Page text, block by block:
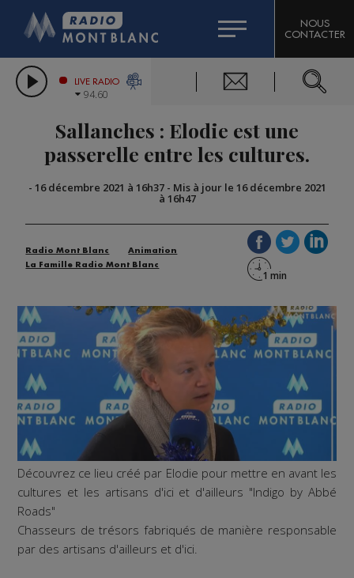
LES CHRONIQUES DE L'EXPERT
CITIZEN MACHINERY
GRAND MASSIF DOMAINES SKIABLES
BIGARD
COMPAGNIE DU MONT-BLANC
NOUS
CONTACTER
LIVE RADIO
94.60
Sallanches : Elodie est une
passerelle entre les cultures.
- 16 décembre 2021 à 16h37- Mis à jour le 16 décembre 2021
à 16h47
Radio Mont Blanc
Animation
La Famille Radio Mont Blanc
Découvrez ce lieu créé par Elodie pour mettre en avant les
cultures et les artisans d'ici et d'ailleurs "Indigo by Abbé
Roads"
Chasseurs de trésors fabriqués de manière responsable
par des artisans d'ailleurs et d'ici.